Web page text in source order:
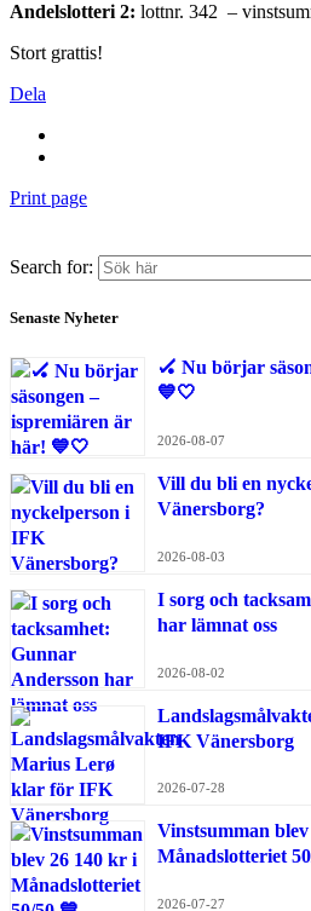
Andelslotteri 2: lottnr. 342 –
Stort grattis!
Dela
Print page
Search for:
Senaste Nyheter
🏑 Nu börjar
💙🤍
2026-08-07
Vill du bli en
Vänersborg?
2026-08-03
I sorg och
har lämnat oss
2026-08-02
IFK Vänersborg
2026-07-28
Vinstsumman
Månadslotteriet
2026-07-27